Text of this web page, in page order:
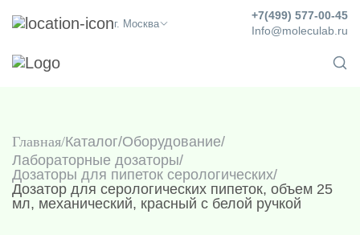
г. Москва
Info@moleculab.ru
+7(499) 577-00-45
Главная Каталог/Оборудование/
Лабораторные дозаторы/
Дозаторы для пипеток серологических/
Дозатор для серологических пипеток, объем 25
мл, механический, красный с белой ручкой